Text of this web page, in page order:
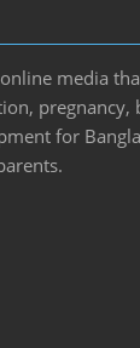
media
pregnancy,
for